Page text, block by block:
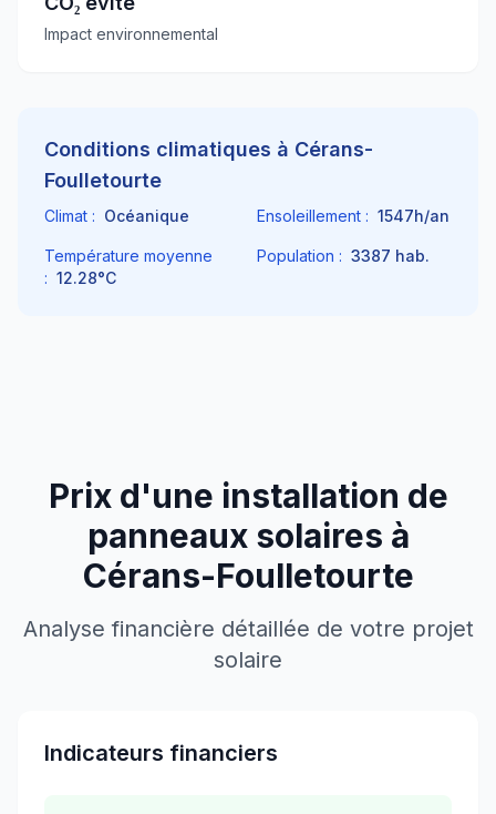
Impact environnemental
Conditions climatiques à Cérans-
Foulletourte
Climat : Océanique Ensoleillement : 1547h/an
Température moyenne
: 12.28°C
Population : 3387 hab.
Prix d'une installation de
panneaux solaires à
Cérans-Foulletourte
Analyse financière détaillée de votre projet
solaire
Indicateurs financiers